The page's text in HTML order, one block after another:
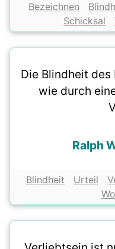
Bezeichnen
Schicksal
Die Blindheit
wie durch
Ralph
Blindheit Urteil